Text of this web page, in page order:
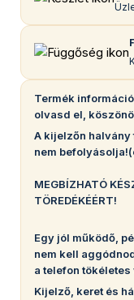
Termék
olvasd el,
A kijelzőn halvány
nem
MEGBÍZHATÓ
TÖREDÉKÉÉRT!
Egy jól működő,
nem kell
a telefon
Kijelző, keret és